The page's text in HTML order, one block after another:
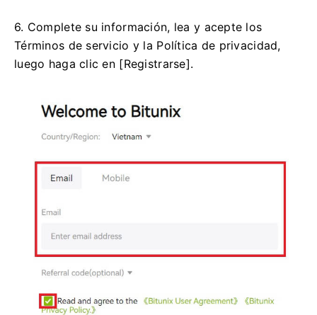
6. Complete su información, lea y acepte los
Términos de servicio y la Política de privacidad,
luego haga clic en [Registrarse].